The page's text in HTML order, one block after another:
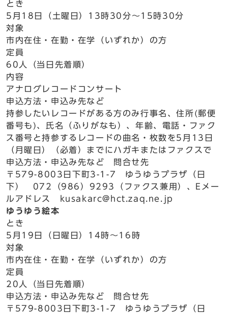
とき
5月18日（土曜日）13時30分～15時30分
対象
市内在住・在勤・在学（いずれか）の方
定員
60人（当日先着順）
内容
アナログレコードコンサート
申込方法・申込み先など
持参したいレコードがある方のみ行事名、住所(郵便
番号も)、氏名（ふりがなも）、年齢、電話・ファク
ス番号と持参するレコードの曲名・枚数を5月13日
（月曜日）（必着）までにハガキまたはファクスで
申込方法・申込み先など 問合せ先
〒579-8003日下町3-1-7 ゆうゆうプラザ（日
下） 072（986）9293（ファクス兼用）、Eメー
ルアドレス kusakarc@hct.zaq.ne.jp
ゆうゆう絵本
とき
5月19日（日曜日）14時～16時
対象
市内在住・在勤・在学（いずれか）の方
定員
20人（当日先着順）
申込方法・申込み先など 問合せ先
〒579-8003日下町3-1-7 ゆうゆうプラザ（日